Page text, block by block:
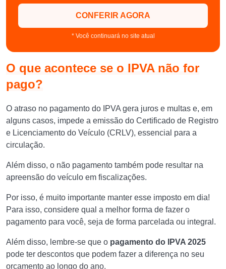
CONFERIR AGORA
* Você continuará no site atual
O que acontece se o IPVA não for
pago?
O atraso no pagamento do IPVA gera juros e multas e, em
alguns casos, impede a emissão do Certificado de Registro
e Licenciamento do Veículo (CRLV), essencial para a
circulação.
Além disso, o não pagamento também pode resultar na
apreensão do veículo em fiscalizações.
Por isso, é muito importante manter esse imposto em dia!
Para isso, considere qual a melhor forma de fazer o
pagamento para você, seja de forma parcelada ou integral.
Além disso, lembre-se que o pagamento do IPVA 2025
pode ter descontos que podem fazer a diferença no seu
orçamento ao longo do ano.